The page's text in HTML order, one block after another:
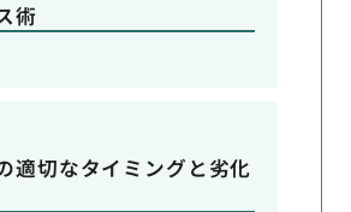
術
適切なタイミングと劣化